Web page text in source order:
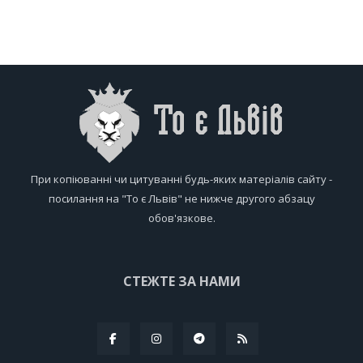
При копіюванні чи цитуванні будь-яких матеріалів сайту -
посилання на "То є Львів" не нижче другого абзацу
обов'язкове.
СТЕЖТЕ ЗА НАМИ